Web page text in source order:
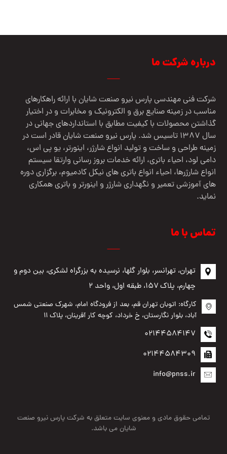
درباره شرکت ما
شرکت فنی مهندسي پارس نيرو صنعت شایان با ارائه راهکارهای
مناسب در زمینه صنایع برق و الکترونیک و مخابرات و در اختیار
گذاشتن محصولات با کیفیت مطابق با استانداردهای جهانی در
سال 1387 تاسیس شد. پارس نیرو صنعت شایان قادر است در
زمینه طراحی و ساخت و تولید انواع شارژر، اینورتر، یو پی اس،
دامی لود، احیاء باتری، ارائه خدمات بروز رسانی وارتقا سیستم
انواع شارژرها، احیاء انواع باتری های نیکل کادمیوم، برگزاری دوره
های آموزشی تعمیر و نگهداری شارژر و اینورتر و باتری همکاری
نماید.
تماس با ما
تهران، تهرانسر، بلوار گلها، نرسیده به بزرگراه لشکری، بین دوم و
چهارم، پلاک ۱۵۷، طبقه اول، واحد ۲
کارگاه: اتوبان تهران قم، بعد از فرودگاه امام، شهرک صنعتی شمس
آباد، بلوار نگارستان، خ خرداد، کوچه کار آفرینان، پلاک ۱۱
02144584147
02144584309
info@pnss.ir
تمامی حقوق مادی و معنوی سایت متعلق به شرکت پارس نیرو صنعت
شایان می باشد.